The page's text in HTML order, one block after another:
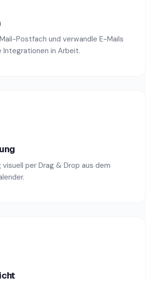
Postfach und verwandle E-Mails
Integrationen in Arbeit.
visuell per Drag & Drop aus dem